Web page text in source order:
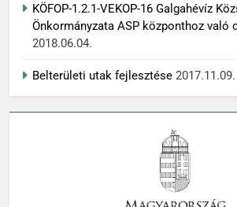
KÖFOP-1.2.1-VEKOP-16 Galgahévíz
Önkormányzata ASP központhoz való
2018.06.04.
Belterületi utak fejlesztése 2017.11.09.